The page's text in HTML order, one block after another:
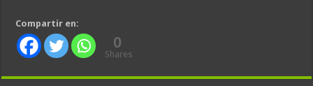
Compartir en:
0
Shares